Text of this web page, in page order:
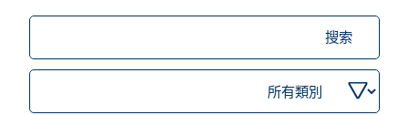
搜
職
依
類